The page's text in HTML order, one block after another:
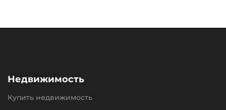
Недвижимость
Купить недвижимость